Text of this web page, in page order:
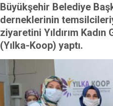
Büyükşehir Belediye
derneklerinin
ziyaretini Yıldırım
(Yılka-Koop) yaptı.